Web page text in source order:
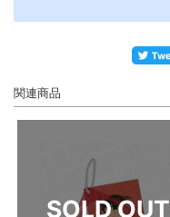
関連商品